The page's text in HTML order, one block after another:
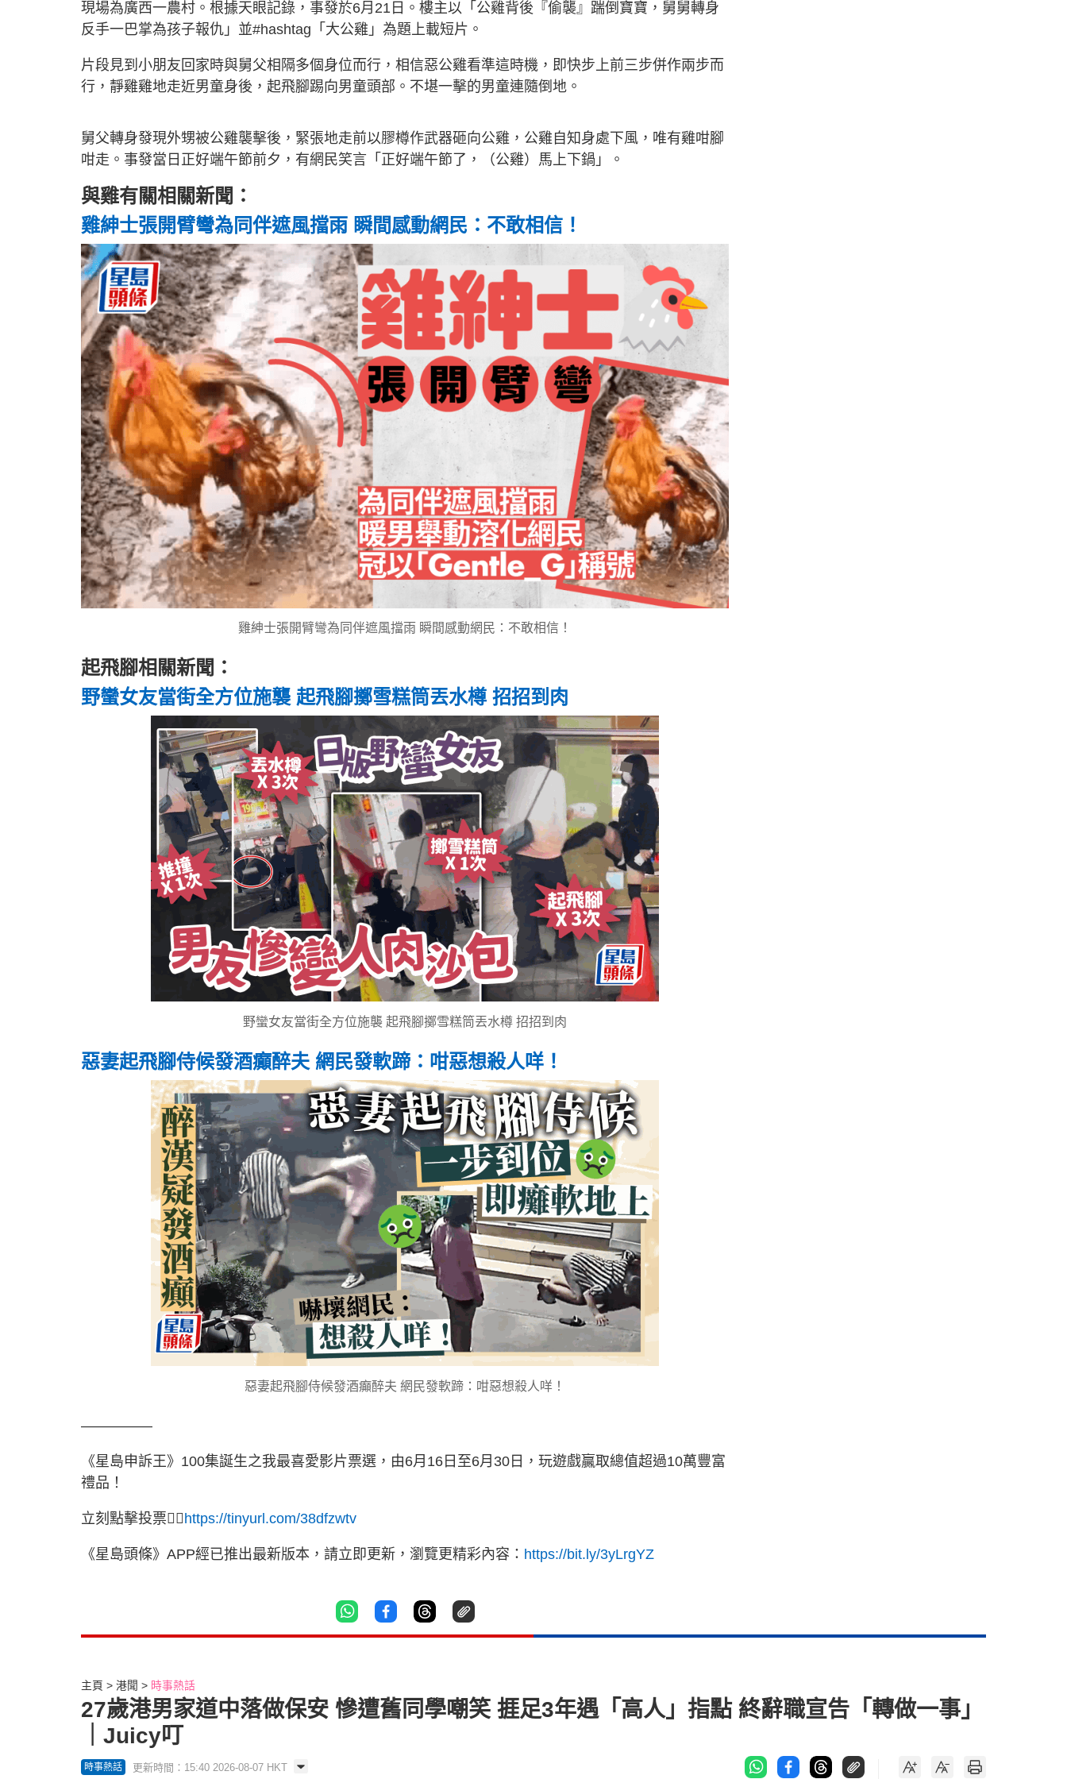
現場為廣西一農村。根據天眼記錄，事發於6月21日。樓主以「公雞背後『偷襲』踹倒寶寶，舅舅轉身
反手一巴掌為孩子報仇」並#hashtag「大公雞」為題上載短片。
片段見到小朋友回家時與舅父相隔多個身位而行，相信惡公雞看準這時機，即快步上前三步併作兩步而
行，靜雞雞地走近男童身後，起飛腳踢向男童頭部。不堪一擊的男童連隨倒地。
舅父轉身發現外甥被公雞襲擊後，緊張地走前以膠樽作武器砸向公雞，公雞自知身處下風，唯有雞咁腳
咁走。事發當日正好端午節前夕，有網民笑言「正好端午節了，（公雞）馬上下鍋」。
與雞有關相關新聞：
雞紳士張開臂彎為同伴遮風擋雨 瞬間感動網民：不敢相信！
雞紳士張開臂彎為同伴遮風擋雨 瞬間感動網民：不敢相信！
起飛腳相關新聞：
野蠻女友當街全方位施襲 起飛腳擲雪糕筒丟水樽 招招到肉
野蠻女友當街全方位施襲 起飛腳擲雪糕筒丟水樽 招招到肉
惡妻起飛腳侍候發酒癲醉夫 網民發軟蹄：咁惡想殺人咩！
惡妻起飛腳侍候發酒癲醉夫 網民發軟蹄：咁惡想殺人咩！
—————
《星島申訴王》100集誕生之我最喜愛影片票選，由6月16日至6月30日，玩遊戲贏取總值超過10萬豐富
禮品！
立刻點擊投票👉🏻https://tinyurl.com/38dfzwtv
《星島頭條》APP經已推出最新版本，請立即更新，瀏覽更精彩內容： https://bit.ly/3yLrgYZ
主頁 港聞 時事熱話
27歲港男家道中落做保安 慘遭舊同學嘲笑 捱足3年遇「高人」指點 終辭職宣告「轉做一事」
｜Juicy叮
時事熱話 更新時間：15:40 2026-08-07 HKT